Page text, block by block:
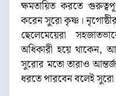
ক্ষমতায়িত করতে
করেন সুরো কৃষ্ণ।
ছেলেমেয়েরা
অধিকারী হয়ে থাকেন,
সুরোর মতো তারাও
ধরতে পারবেন বলেই সুরো